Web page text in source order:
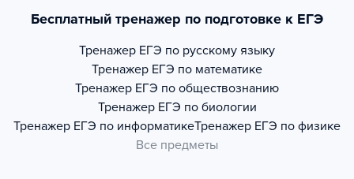
Бесплатный тренажер по подготовке к ЕГЭ
Тренажер ЕГЭ по русскому языку
Тренажер ЕГЭ по математике
Тренажер ЕГЭ по обществознанию
Тренажер ЕГЭ по биологии
Тренажер ЕГЭ по информатикеТренажер ЕГЭ по физике
Все предметы